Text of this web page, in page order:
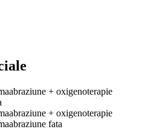
+ oxigenoterapie
+ oxigenoterapie
fata